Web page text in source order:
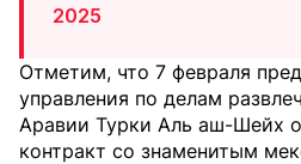
2025
Отметим, что 7 февраля
управления по делам
Аравии Турки Аль аш-Шейх
контракт со знаменитым